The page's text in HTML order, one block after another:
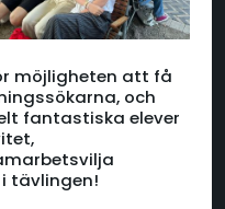
möjligheten att få
och
fantastiska elever
tävlingen!